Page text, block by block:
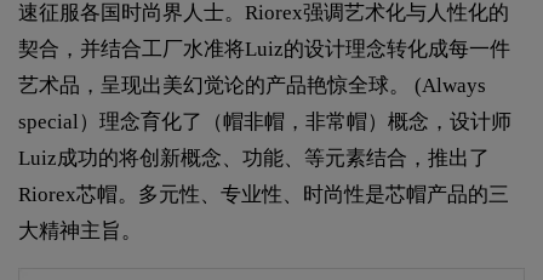
速征服各国时尚界人士。Riorex强调艺术化与人性化的
契合，并结合工厂水准将Luiz的设计理念转化成每一件
艺术品，呈现出美幻觉论的产品艳惊全球。 (Always
special）理念育化了（帽非帽，非常帽）概念，设计师
Luiz成功的将创新概念、功能、等元素结合，推出了
Riorex芯帽。多元性、专业性、时尚性是芯帽产品的三
大精神主旨。